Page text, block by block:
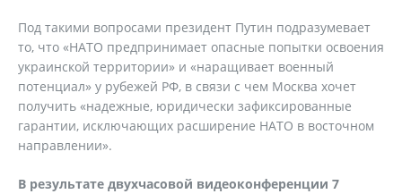
Под такими вопросами президент Путин подразумевает
то, что «НАТО предпринимает опасные попытки освоения
украинской территории» и «наращивает военный
потенциал» у рубежей РФ, в связи с чем Москва хочет
получить «надежные, юридически зафиксированные
гарантии, исключающих расширение НАТО в восточном
направлении».
В результате двухчасовой видеоконференции 7